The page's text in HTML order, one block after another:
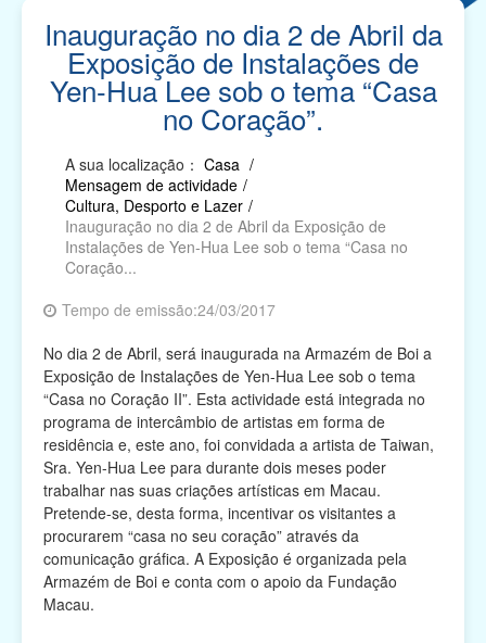
Educação e Estudos
Saúde e Higiene
Serviços Sociais
Associações Comerciais, Profissionais e Sindicatos
Religião
Campanhas de Actividades Filantrópicas, Voluntárias
e Intermediárias
Associações Cívicas e de Conterrâneos
Organismos Internacionais
Outras Instituições
Inauguração no dia 2 de Abril da
Exposição de Instalações de
Yen-Hua Lee sob o tema “Casa
no Coração”.
A sua localização： Casa /
Mensagem de actividade /
Cultura, Desporto e Lazer /
Inauguração no dia 2 de Abril da Exposição de
Instalações de Yen-Hua Lee sob o tema “Casa no
Coração...
Tempo de emissão:24/03/2017
No dia 2 de Abril, será inaugurada na Armazém de Boi a
Exposição de Instalações de Yen-Hua Lee sob o tema
“Casa no Coração II”. Esta actividade está integrada no
programa de intercâmbio de artistas em forma de
residência e, este ano, foi convidada a artista de Taiwan,
Sra. Yen-Hua Lee para durante dois meses poder
trabalhar nas suas criações artísticas em Macau.
Pretende-se, desta forma, incentivar os visitantes a
procurarem “casa no seu coração” através da
comunicação gráfica. A Exposição é organizada pela
Armazém de Boi e conta com o apoio da Fundação
Macau.